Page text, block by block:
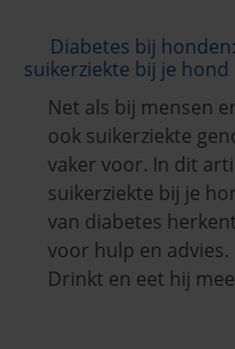
Diabetes bij
suikerziekte bij je hond
Net als bij mensen
ook suikerziekte
vaker voor. In dit
suikerziekte bij je
van diabetes
voor hulp en
Drinkt en eet hij